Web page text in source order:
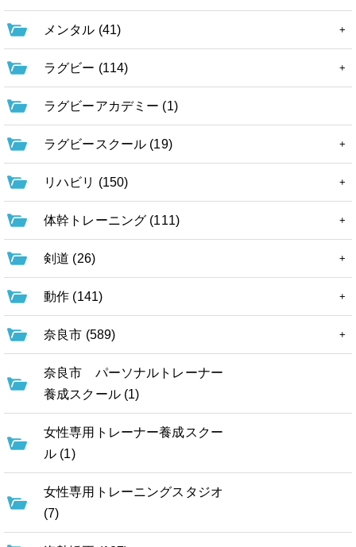
メンタル (41)
ラグビー (114)
ラグビーアカデミー (1)
ラグビースクール (19)
リハビリ (150)
体幹トレーニング (111)
剣道 (26)
動作 (141)
奈良市 (589)
奈良市 パーソナルトレーナー
養成スクール (1)
女性専用トレーナー養成スクー
ル (1)
女性専用トレーニングスタジオ
(7)